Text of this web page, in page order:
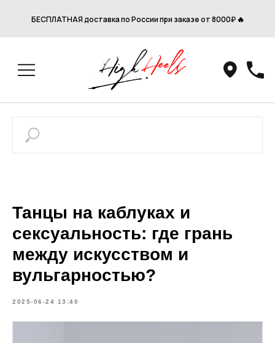
БЕСПЛАТНАЯ доставка по России при заказе от 8000₽ 🔥
Танцы на каблуках и
сексуальность: где грань
между искусством и
вульгарностью?
2025-06-24 13:40